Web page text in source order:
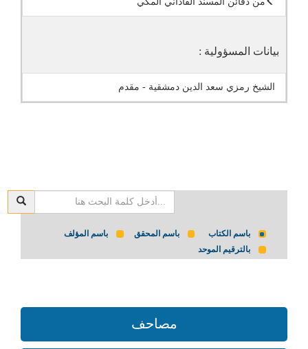
بيانات المسؤولية :
الشيخ رمزي سعد الدين دمشقية - مقدم
باسم الكتاب باسم المحقق
باسم المؤلف
بالترقيم الموحد
مصاحف